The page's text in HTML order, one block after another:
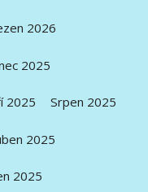
2026
2025
2025 Srpen 2025
2025
2025